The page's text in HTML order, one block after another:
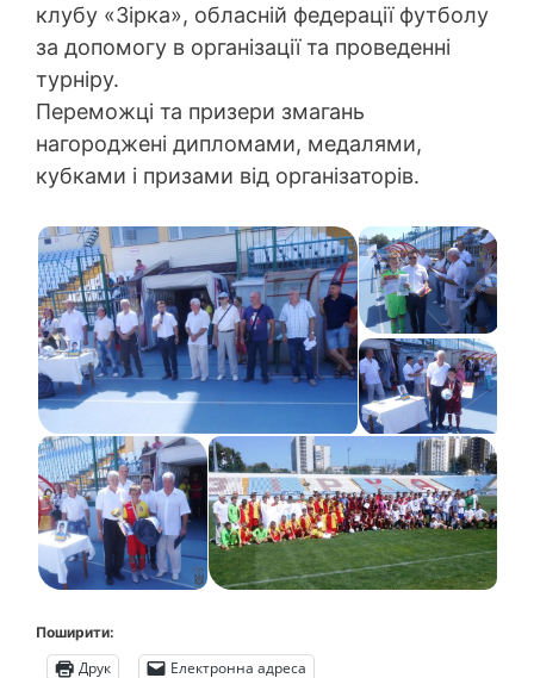
клубу «Зірка», обласній федерації футболу
за допомогу в організації та проведенні
турніру.
Переможці та призери змагань
нагороджені дипломами, медалями,
кубками і призами від організаторів.
Поширити:
Друк Електронна адреса